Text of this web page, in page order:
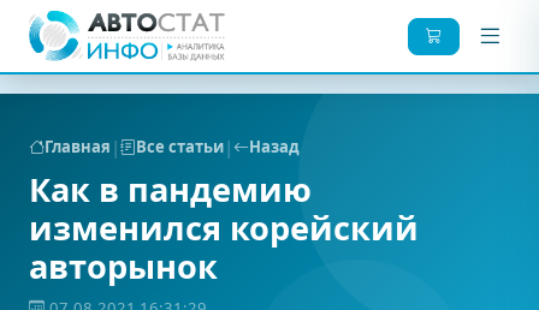
Главная | Все статьи| Назад
Как в пандемию
изменился корейский
авторынок